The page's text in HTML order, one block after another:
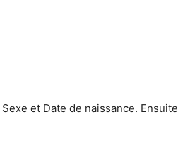
et Date de naissance. Ensuite